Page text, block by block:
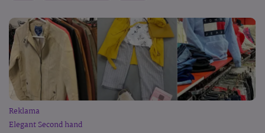
Reklama
Elegant Second hand